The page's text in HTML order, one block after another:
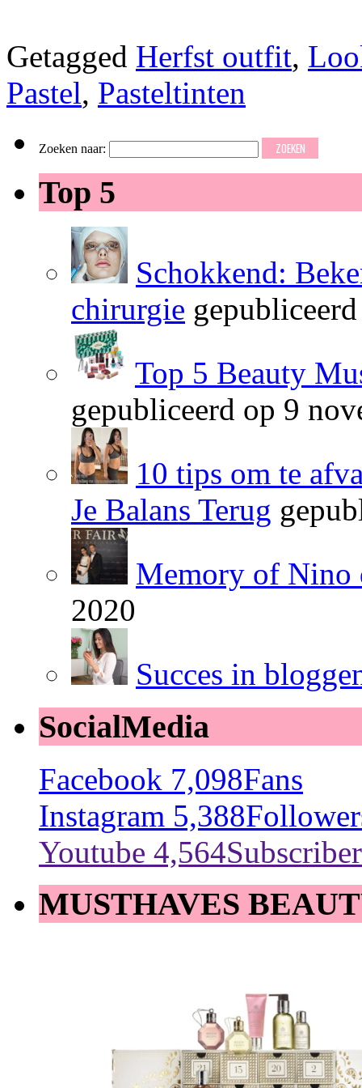
Getagged Herfst outfit,
Pastel, Pasteltinten
Zoeken naar:
Top 5
Schokkend:
chirurgie
Top 5 Beauty
gepubliceerd op 9
10 tips om te
Je Balans Terug
Memory of Nino
2020
Succes in
SocialMedia
Facebook 7,098Fans
Instagram 5,388
Youtube 4,564Subscriber
MUSTHAVES